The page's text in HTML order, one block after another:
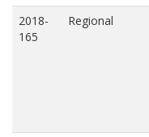
2018-
165
Regional